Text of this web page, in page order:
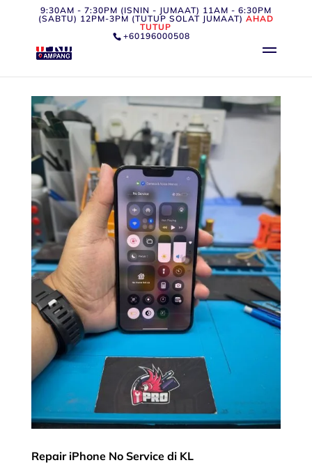
9:30AM - 7:30PM (ISNIN - JUMAAT) 11AM - 6:30PM
(SABTU) 12PM-3PM (TUTUP SOLAT JUMAAT) AHAD
TUTUP
+60196000508
Repair iPhone No Service di KL